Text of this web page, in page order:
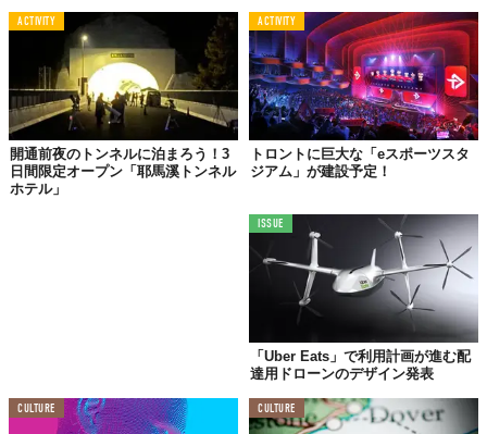
© Kystverket/Snøhetta
予定通り進めば、2025年、もしくは2026年に完成するそう。有用
性だけでなく、デザインも注目のトンネルだ。
さらに詳細を知りたい方は、こちら からどうぞ。
ACTIVITY
開通前夜のトンネルに泊まろう！3
日間限定オープン「耶馬溪トンネル
ホテル」
ACTIVITY
トロントに巨大な「eスポーツスタ
ジアム」が建設予定！
ISSUE
「Uber Eats」で利用計画が進む配
達用ドローンのデザイン発表
CULTURE CULTURE